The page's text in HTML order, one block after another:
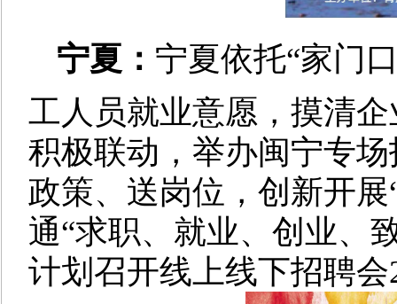
宁夏： 宁夏依托“家门
工人员就业意愿，摸清
积极联动，举办闽宁专
政策、送岗位，创新开
通“求职、就业、创业、
计划召开线上线下招聘